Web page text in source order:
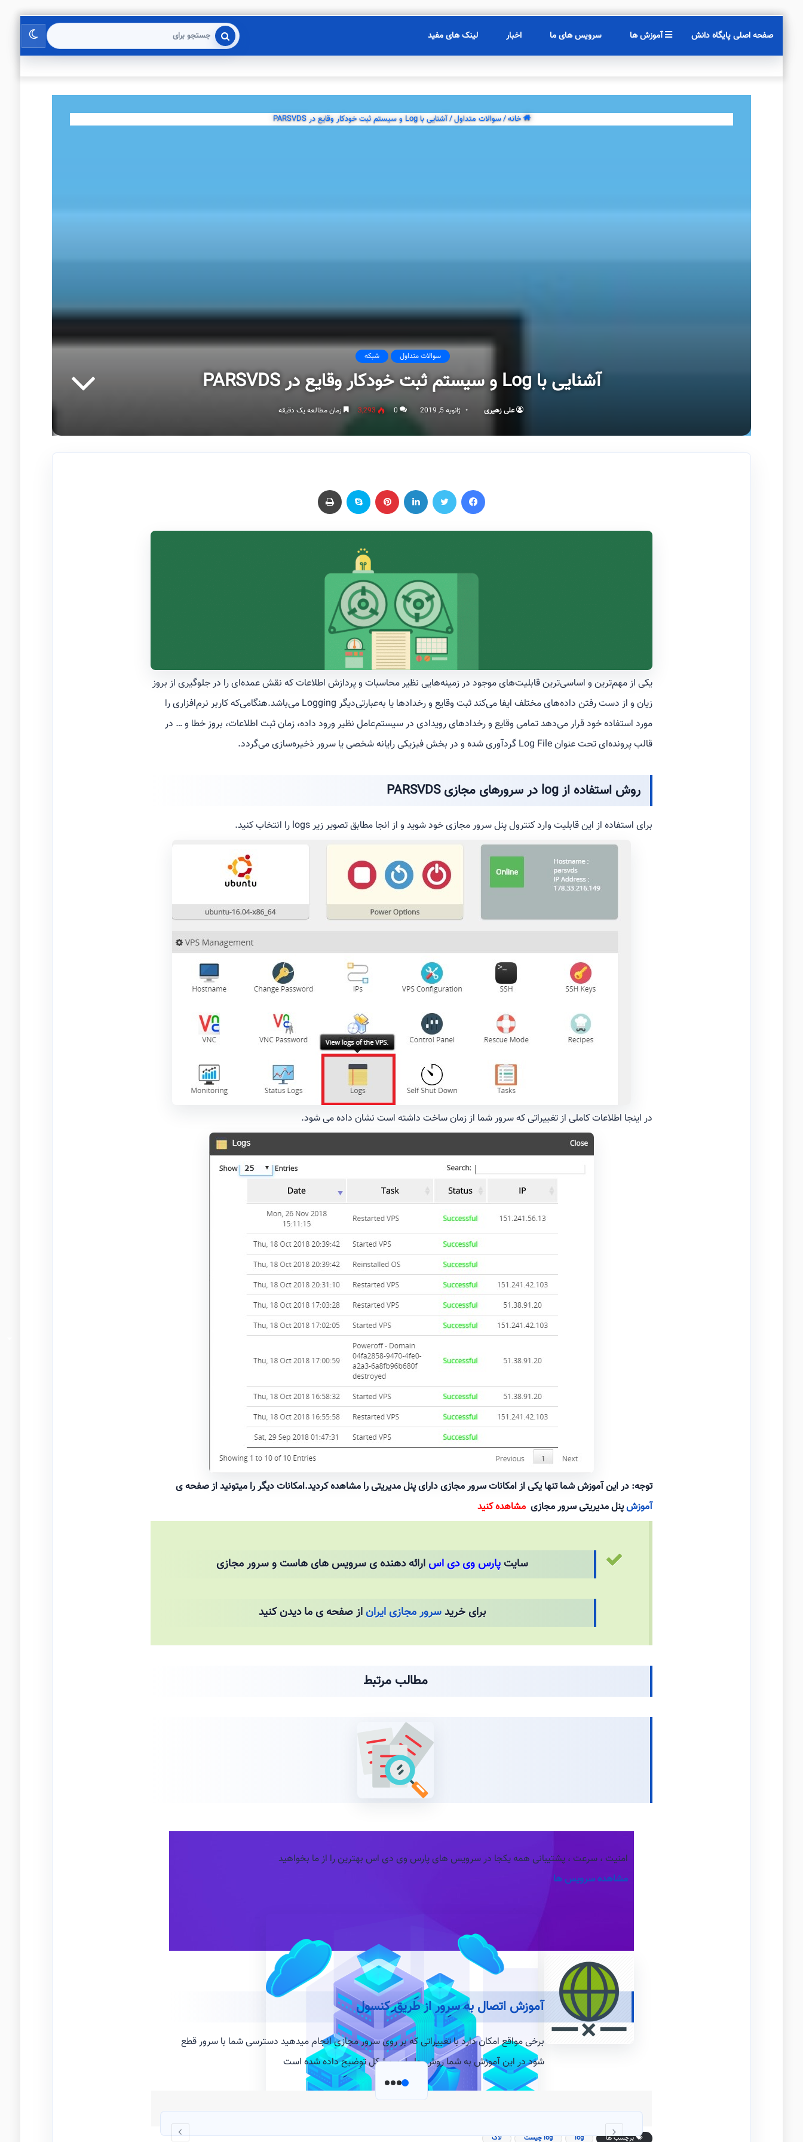
لینک های مفید اخبار سرویس های ما آموزش ها صفحه اصلی پایگاه دانش جستجو
برای
تغییر
پوسته
خانه/سوالات متداول/آشنایی با Log و سیستم‌ ثبت خودکار وقایع در PARSVDS
سوالات متداول شبکه
آشنایی با Log و سیستم‌ ثبت خودکار وقایع در PARSVDS
علی زهیری ژانویه 5, 2019 0
3,293 زمان مطالعه یک دقیقه
فیسبوک توییتر لینکداین پینتریست اسکایپ چاپ
یکی از مهم‌ترین و اساسی‌ترین قابلیت‌های موجود در زمینه‌هایی نظیر محاسبات و پردازش اطلاعات که نقش عمده‌ای را در جلوگیری از بروز
زیان و از دست رفتن داده‌های مختلف ایفا می‌کند ثبت وقایع و رخدادها یا به‌عبارتی‌دیگر Logging می‌باشد.هنگامی‌که کاربر نرم‌افزاری را
مورد استفاده خود قرار می‌دهد تمامی وقایع و رخدادهای رویدادی در سیستم‌عامل نظیر ورود داده، زمان ثبت اطلاعات، بروز خطا و … در
قالب پرونده‌ای تحت عنوان Log File گردآوری شده و در بخش فیزیکی رایانه شخصی یا سرور ذخیره‌سازی می‌گردد.
روش استفاده از log در سرورهای مجازی PARSVDS
برای استفاده از این قابلیت وارد کنترول پنل سرور مجازی خود شوید و از انجا مطابق تصویر زیر logs را انتخاب کنید.
در اینجا اطلاعات کاملی از تغییراتی که سرور شما از زمان ساخت داشته است نشان داده می شود.
توجه: در این آموزش شما تنها یکی از امکانات سرور مجازی دارای پنل مدیریتی را مشاهده کردید.امکانات دیگر را میتونید از صفحه ی
آموزشپنل مدیریتی سرور مجازی مشاهده کنید
سایتپارس وی دی اسارائه دهنده ی سرویس های هاست و سرور مجازی
برای خریدسرور مجازی ایراناز صفحه ی ما دیدن کنید
مطالب مرتبط
امنیت ، سرعت ، پشتیبانی همه یکجا در سرویس های پارس وی دی اس بهترین را از ما بخواهید
مشاهده سرویس ها
آموزش اتصال به سرور از طریق کنسول
برخی مواقع امکان دارد با تغییراتی که بر روی سرور مجازی انجام میدهید دسترسی شما با سرور قطع
شود در این آموزش به شما روش حل این مشکل توضیح داده شده است
برچسب ها log log چیست لاگ